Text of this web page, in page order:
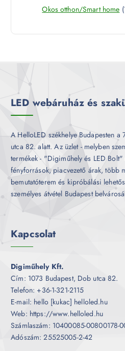
r
é
t
r
Okos otthon/Smart home
LED webáruház és
A HelloLED székhelye Budapesten a
utca 82. alatt. Az üzlet - melyben
termékek - "Digiműhely és LED Bolt"
fényforrások, piacvezető árak, több
bemutatóterem és kipróbálási
személyes átvétel Budapest
Kapcsolat
Digiműhely Kft.
Cím: 1073 Budapest, Dob utca 82.
Telefon: +36-1-321-2115
E-mail: hello [kukac] helloled.hu
Web: https://www.helloled.hu
Számlaszám: 10400085-00800178-
Adószám: 25525005-2-42